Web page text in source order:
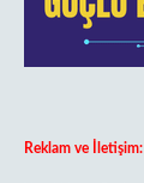
Reklam ve İletişim: